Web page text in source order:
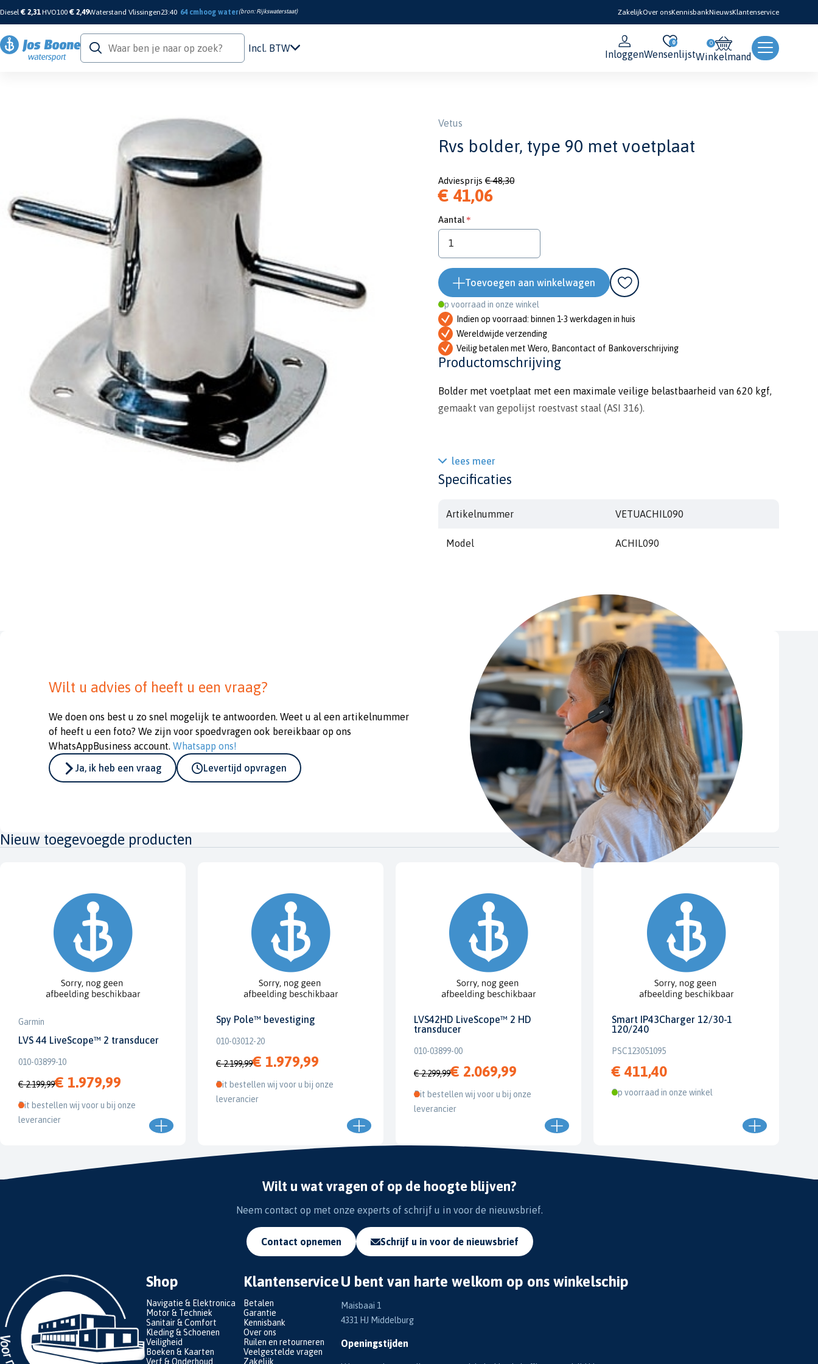
Diesel€ 2,31 HVO100 € 2,49Waterstand Vlissingen23:40 64 cm hoog water(bron:Rijkswaterstaat) ZakelijkOver onsKennisbankNieuwsKlantenservice
Incl. BTW
Inloggen
0
WensenlijstWinkelmand
Vetus
Rvs bolder, type 90 met voetplaat
Adviesprijs € 48,30
€ 41,06
Aantal
Toevoegen aan winkelwagen
Op voorraad in onze winkel
Indien op voorraad: binnen 1-3 werkdagen in huis
Wereldwijde verzending
Veilig betalen met Wero, Bancontact of Bankoverschrijving
Productomschrijving
Bolder met voetplaat met een maximale veilige belastbaarheid van 620 kgf,
gemaakt van gepolijst roestvast staal (ASI 316).
lees meer
Specificaties
Artikelnummer VETUACHIL090
Model ACHIL090
Wilt u advies of heeft u een vraag?
We doen ons best u zo snel mogelijk te antwoorden. Weet u al een artikelnummer
of heeft u een foto? We zijn voor spoedvragen ook bereikbaar op ons
WhatsAppBusiness account. Whatsapp ons!
Ja, ik heb een vraag
Levertijd opvragen
Nieuw toegevoegde producten
Garmin
LVS 44 LiveScope™ 2 transducer
010-03899-10
€ 2.199,99€ 1.979,99
Dit bestellen wij voor u bij onze
leverancier
Spy Pole™ bevestiging
010-03012-20
€ 2.199,99€ 1.979,99
Dit bestellen wij voor u bij onze
leverancier
LVS42HD LiveScope™ 2 HD
transducer
010-03899-00
€ 2.299,99€ 2.069,99
Dit bestellen wij voor u bij onze
leverancier
Smart IP43Charger 12/30-1
120/240
PSC123051095
€ 411,40
Op voorraad in onze winkel
Wilt u wat vragen of op de hoogte blijven?
Neem contact op met onze experts of schrijf u in voor de nieuwsbrief.
Contact opnemen Schrijf u in voor de nieuwsbrief
Shop
Navigatie & Elektronica
Motor & Techniek
Sanitair & Comfort
Kleding & Schoenen
Veiligheid
Boeken & Kaarten
Verf & Onderhoud
Klantenservice
Betalen
Garantie
Kennisbank
Over ons
Ruilen en retourneren
Veelgestelde vragen
Zakelijk
U bent van harte welkom op ons winkelschip
Maisbaai 1
4331 HJ Middelburg
Openingstijden